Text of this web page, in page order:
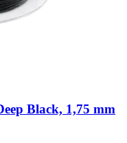
Black, 1,75 mm